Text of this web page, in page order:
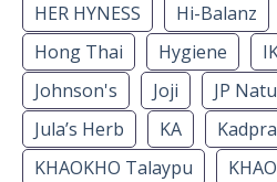
HER HYNESS
Hi-Balanz
Hong Thai
Hygiene
Johnson's
Joji
JP
Jula’s Herb
KA
KHAOKHO Talaypu